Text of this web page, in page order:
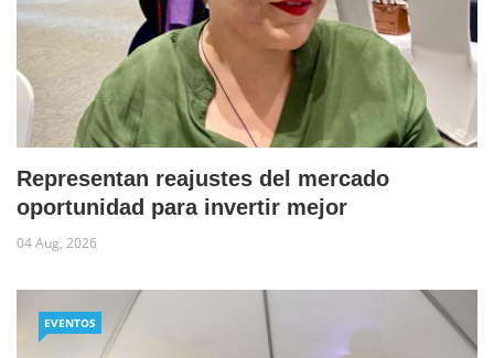
Representan reajustes del mercado
oportunidad para invertir mejor
04 Aug, 2026
EVENTOS